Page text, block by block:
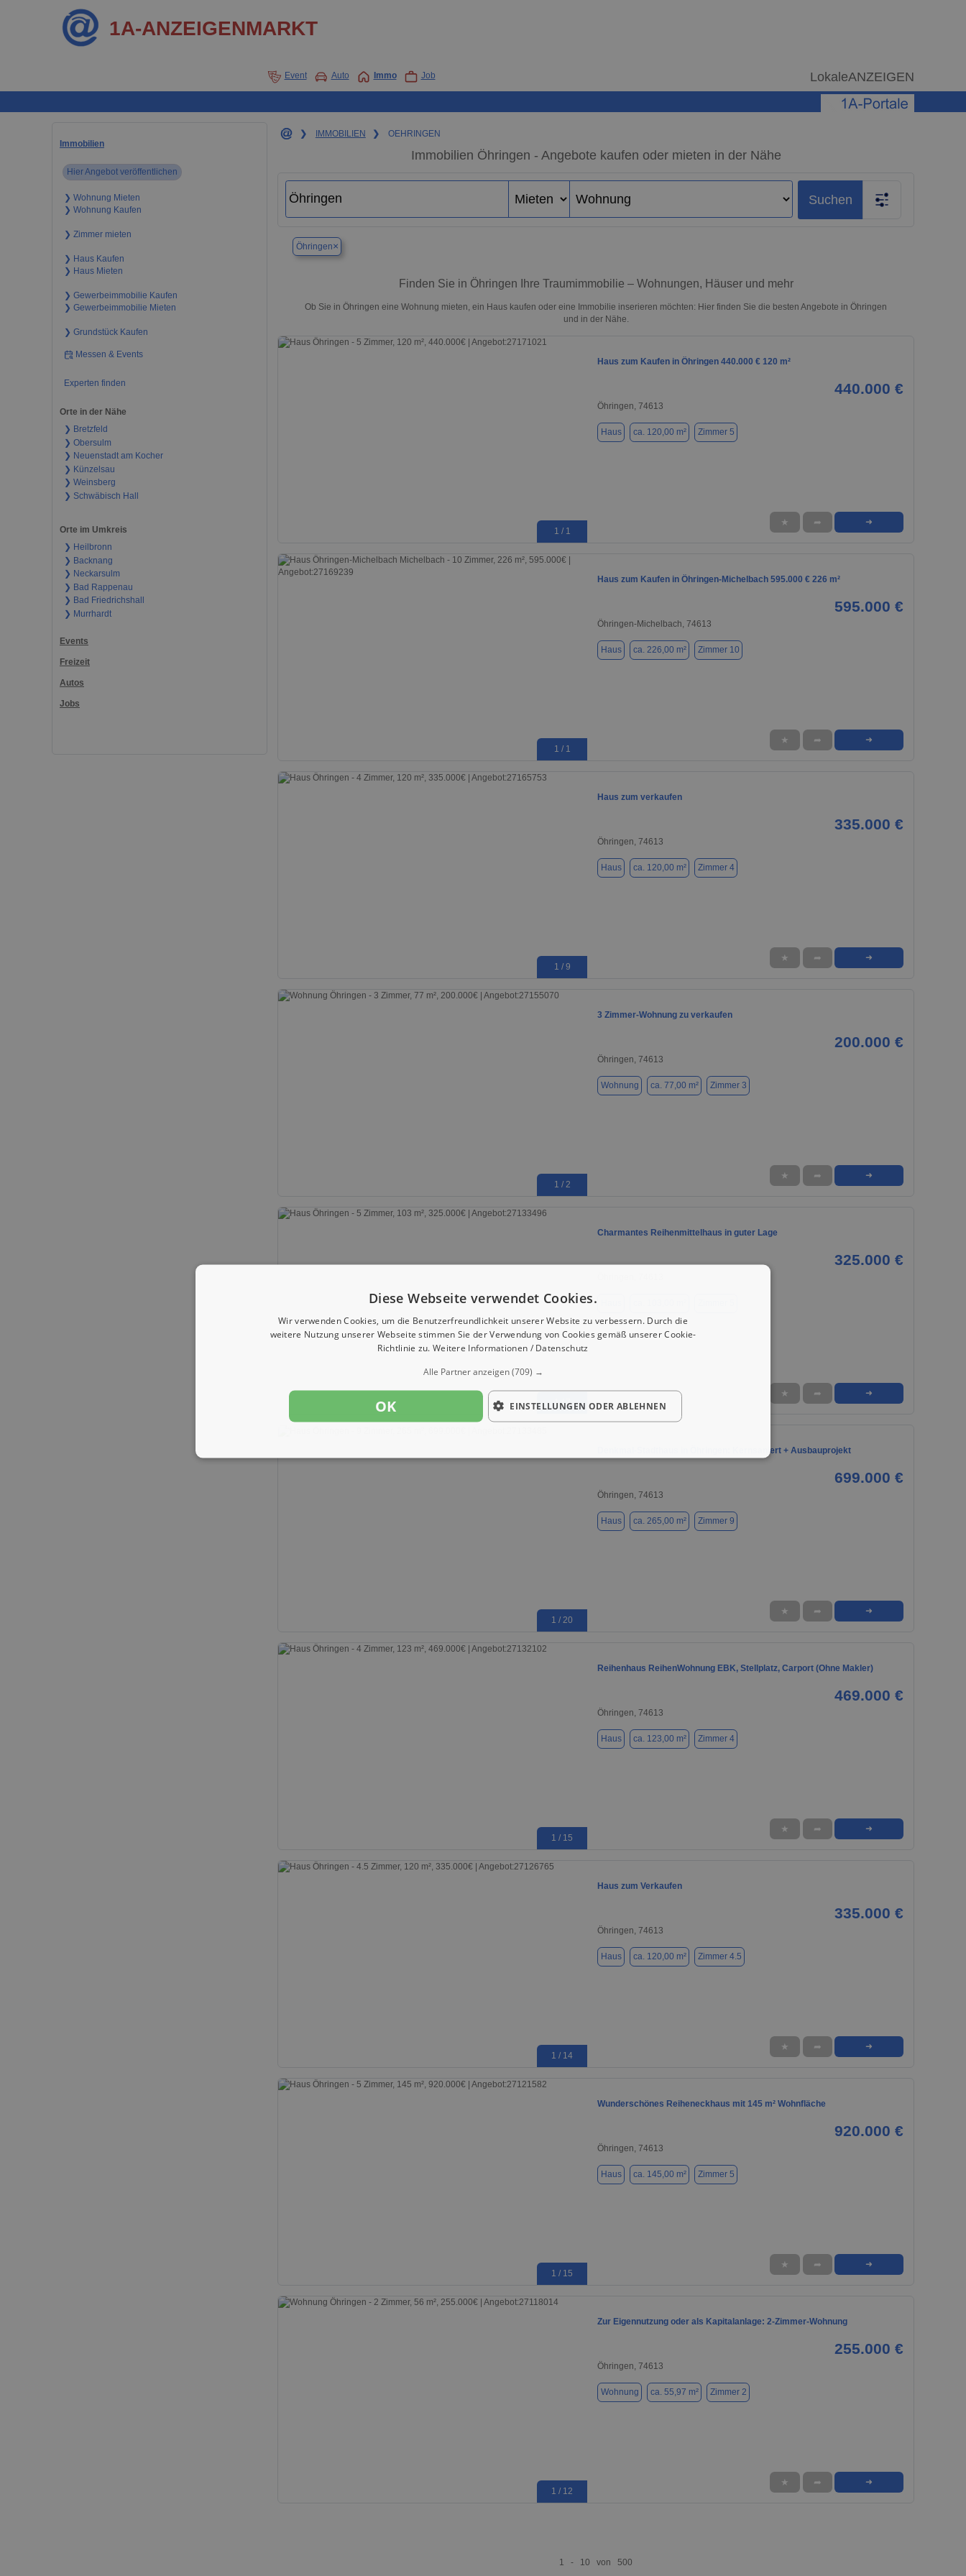
1A-ANZEIGENMARKT
Event Auto Immo Job LokaleANZEIGEN
Immobilien
Hier Angebot veröffentlichen
❯ Wohnung Mieten
❯ Wohnung Kaufen
❯ Zimmer mieten
❯ Haus Kaufen
❯ Haus Mieten
❯ Gewerbeimmobilie Kaufen
❯ Gewerbeimmobilie Mieten
❯ Grundstück Kaufen
Messen & Events
Experten finden
Orte in der Nähe
❯ Bretzfeld
❯ Obersulm
❯ Neuenstadt am Kocher
❯ Künzelsau
❯ Weinsberg
❯ Schwäbisch Hall
Orte im Umkreis
❯ Heilbronn
❯ Backnang
❯ Neckarsulm
❯ Bad Rappenau
❯ Bad Friedrichshall
❯ Murrhardt
Events
Freizeit
Autos
Jobs
❯ IMMOBILIEN ❯ OEHRINGEN
Immobilien Öhringen - Angebote kaufen oder mieten in der Nähe
Suchen
Öhringen×
Finden Sie in Öhringen Ihre Traumimmobilie – Wohnungen, Häuser und mehr
Ob Sie in Öhringen eine Wohnung mieten, ein Haus kaufen oder eine Immobilie inserieren möchten: Hier finden Sie die besten Angebote in Öhringen
und in der Nähe.
1 / 1
Haus zum Kaufen in Öhringen 440.000 € 120 m²
440.000 €
Öhringen, 74613
Haus ca. 120,00 m² Zimmer 5
★ ➦ ➜
1 / 1
Haus zum Kaufen in Öhringen-Michelbach 595.000 € 226 m²
595.000 €
Öhringen-Michelbach, 74613
Haus ca. 226,00 m² Zimmer 10
★ ➦ ➜
1 / 9
Haus zum verkaufen
335.000 €
Öhringen, 74613
Haus ca. 120,00 m² Zimmer 4
★ ➦ ➜
1 / 2
3 Zimmer-Wohnung zu verkaufen
200.000 €
Öhringen, 74613
Wohnung ca. 77,00 m² Zimmer 3
★ ➦ ➜
1 / 7
Charmantes Reihenmittelhaus in guter Lage
325.000 €
★ ➦ ➜
1 / 20
Denkmal-Stadthaus in Öhringen: Kernsaniert + Ausbauprojekt
699.000 €
Öhringen, 74613
Haus ca. 265,00 m² Zimmer 9
★ ➦ ➜
1 / 15
Reihenhaus ReihenWohnung EBK, Stellplatz, Carport (Ohne Makler)
469.000 €
Öhringen, 74613
Haus ca. 123,00 m² Zimmer 4
★ ➦ ➜
1 / 14
Haus zum Verkaufen
335.000 €
Öhringen, 74613
Haus ca. 120,00 m² Zimmer 4.5
★ ➦ ➜
1 / 15
Wunderschönes Reiheneckhaus mit 145 m² Wohnfläche
920.000 €
Öhringen, 74613
Haus ca. 145,00 m² Zimmer 5
★ ➦ ➜
1 / 12
Zur Eigennutzung oder als Kapitalanlage: 2-Zimmer-Wohnung
255.000 €
Öhringen, 74613
Wohnung ca. 55,97 m² Zimmer 2
★ ➦ ➜
1 - 10 von 500
Diese Webseite verwendet Cookies.
Wir verwenden Cookies, um die Benutzerfreundlichkeit unserer Website zu verbessern. Durch die
weitere Nutzung unserer Webseite stimmen Sie der Verwendung von Cookies gemäß unserer Cookie-
Richtlinie zu. Weitere Informationen / Datenschutz
Alle Partner anzeigen(709) →
OK EINSTELLUNGEN ODER ABLEHNEN